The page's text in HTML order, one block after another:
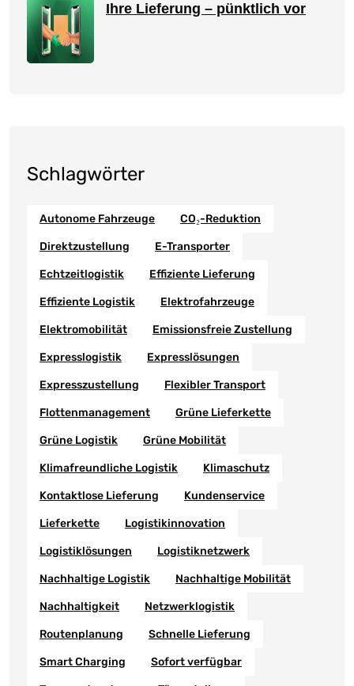
Ihre Lieferung – pünktlich vor
Schlagwörter
Autonome Fahrzeuge CO₂-Reduktion
Direktzustellung E-Transporter
Echtzeitlogistik Effiziente Lieferung
Effiziente Logistik Elektrofahrzeuge
Elektromobilität Emissionsfreie Zustellung
Expresslogistik Expresslösungen
Expresszustellung Flexibler Transport
Flottenmanagement Grüne Lieferkette
Grüne Logistik Grüne Mobilität
Klimafreundliche Logistik Klimaschutz
Kontaktlose Lieferung Kundenservice
Lieferkette Logistikinnovation
Logistiklösungen Logistiknetzwerk
Nachhaltige Logistik Nachhaltige Mobilität
Nachhaltigkeit Netzwerklogistik
Routenplanung Schnelle Lieferung
Smart Charging Sofort verfügbar